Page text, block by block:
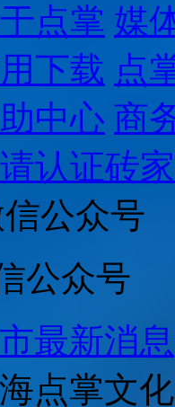
点掌 媒
下载 点
中心 商
认证砖家
公众号
最新消息
海点掌文